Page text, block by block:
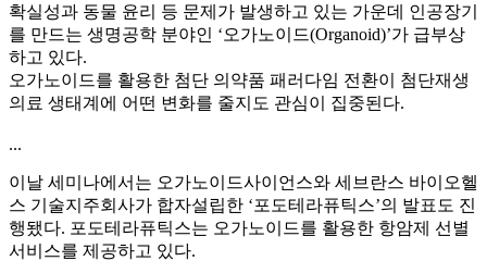
확실성과 동물 윤리 등 문제가 발생하고 있는 가운데 인공장기
를 만드는 생명공학 분야인 ‘오가노이드(Organoid)’가 급부상
하고 있다.
오가노이드를 활용한 첨단 의약품 패러다임 전환이 첨단재생
의료 생태계에 어떤 변화를 줄지도 관심이 집중된다.
...
이날 세미나에서는 오가노이드사이언스와 세브란스 바이오헬
스 기술지주회사가 합자설립한 ‘포도테라퓨틱스’의 발표도 진
행됐다. 포도테라퓨틱스는 오가노이드를 활용한 항암제 선별
서비스를 제공하고 있다.